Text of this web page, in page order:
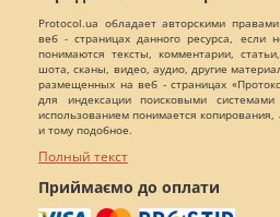
Protocol.ua обладает авторскими
веб - страницах данного ресурса, если
понимаются тексты, комментарии,
шота, сканы, видео, аудио, другие
размещенных на веб - страницах
для индексации поисковыми
использованием понимается
и тому подобное.
Полный текст
Приймаємо до оплати